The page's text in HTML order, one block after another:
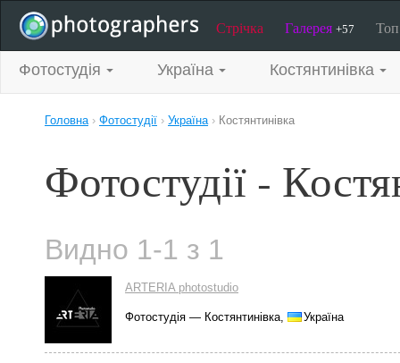
Стрічка Галерея +57
Фотостудія Україна Костянтинівка
Головна› Фотостудії › Україна› Костянтинівка
Фотостудії -
Видно 1-1 з 1
ARTERIA photostudio
Фотостудія — Костянтинівка, Україна